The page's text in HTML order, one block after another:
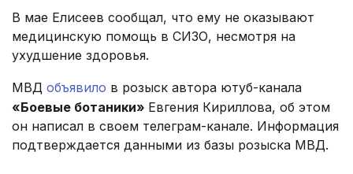
В мае Елисеев сообщал, что ему не оказывают
медицинскую помощь в СИЗО, несмотря на
ухудшение здоровья.
МВД объявило в розыск автора ютуб-канала
«Боевые ботаники» Евгения Кириллова, об этом
он написал в своем телеграм-канале. Информация
подтверждается данными из базы розыска МВД.